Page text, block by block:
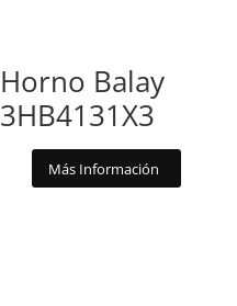
Horno Balay
3HB4131X3
Más Información